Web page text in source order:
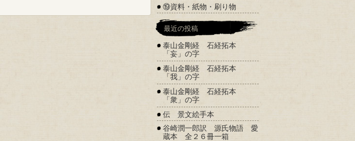
⑲資料・紙物・刷り物
最近の投稿
泰山金剛経 石経拓本
「妄」の字
泰山金剛経 石経拓本
「我」の字
泰山金剛経 石経拓本
「衆」の字
伝 景文絵手本
谷崎潤一郎訳 源氏物語 愛
蔵本 全２６冊一箱